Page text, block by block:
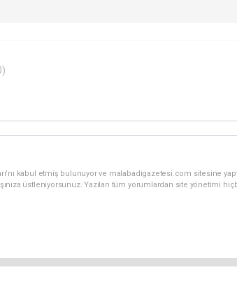
kabul etmiş bulunuyor ve malabadigazetesi.com sitesine
üstleniyorsunuz. Yazılan tüm yorumlardan site yönetimi